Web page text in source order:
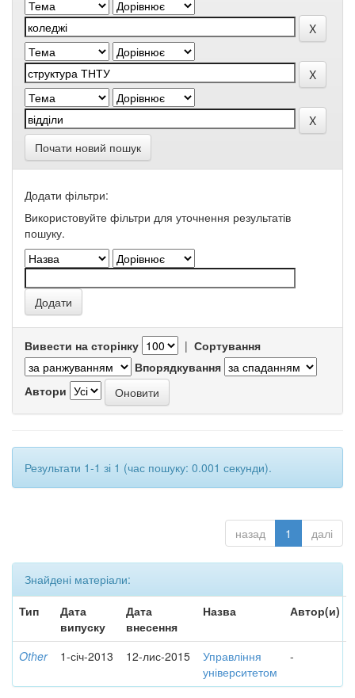
Почати новий пошук
Додати фільтри:
Використовуйте фільтри для уточнення результатів
пошуку.
Вивести на сторінку | Сортування
Впорядкування
Автори
Результати 1-1 зі 1 (час пошуку: 0.001 секунди).
назад 1 далі
Знайдені матеріали:
Тип
Дата
випуску
Дата
внесення
Назва Автор(и)
Other 1-січ-2013 12-лис-2015
Управління
університетом
-